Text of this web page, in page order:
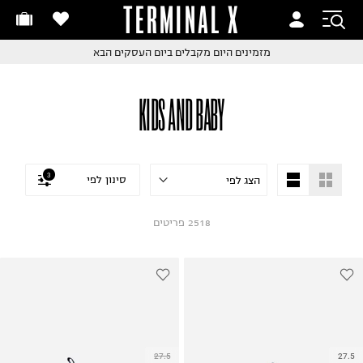
TERMINAL X
החלפות והחזרות בקליקעם שליח עד הבית!
KIDS AND BABY
סינון לפי 3
2518 פריטים
27.5
27.5